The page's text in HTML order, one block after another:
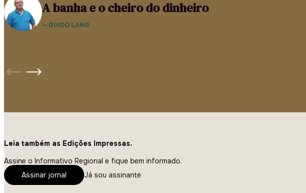
A banha e o cheiro do dinheiro
— GUIDO LANG
Leia também as Edições Impressas.
Assine o Informativo Regional e fique bem informado.
Assinar jornal
Já sou assinante